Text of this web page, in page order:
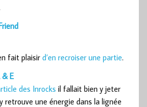
fait plaisir d’en recroiser une partie.
& E
des Inrocks il fallait bien y jeter
retrouve une énergie dans la lignée